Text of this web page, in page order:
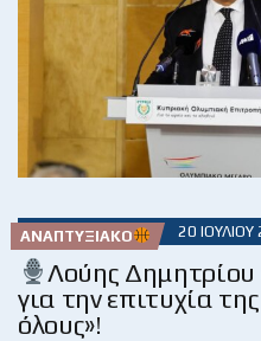
ΑΝΑΠΤΥΞΙΑΚΌ 20
Λούης Δημητρίου
για την επιτυχία
όλους»!